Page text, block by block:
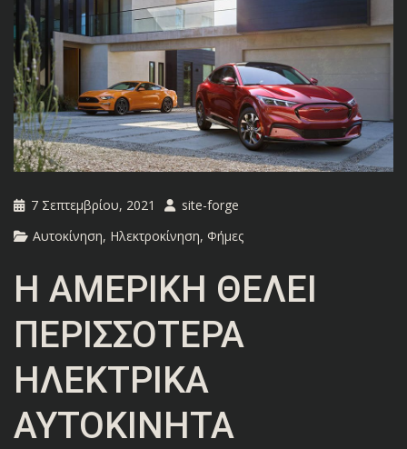
7 Σεπτεμβρίου, 2021
site-forge
Αυτοκίνηση, Ηλεκτροκίνηση, Φήμες
Η ΑΜΕΡΙΚΉ ΘΈΛΕΙ
ΠΕΡΙΣΣΌΤΕΡΑ
ΗΛΕΚΤΡΙΚΆ
ΑΥΤΟΚΊΝΗΤΑ